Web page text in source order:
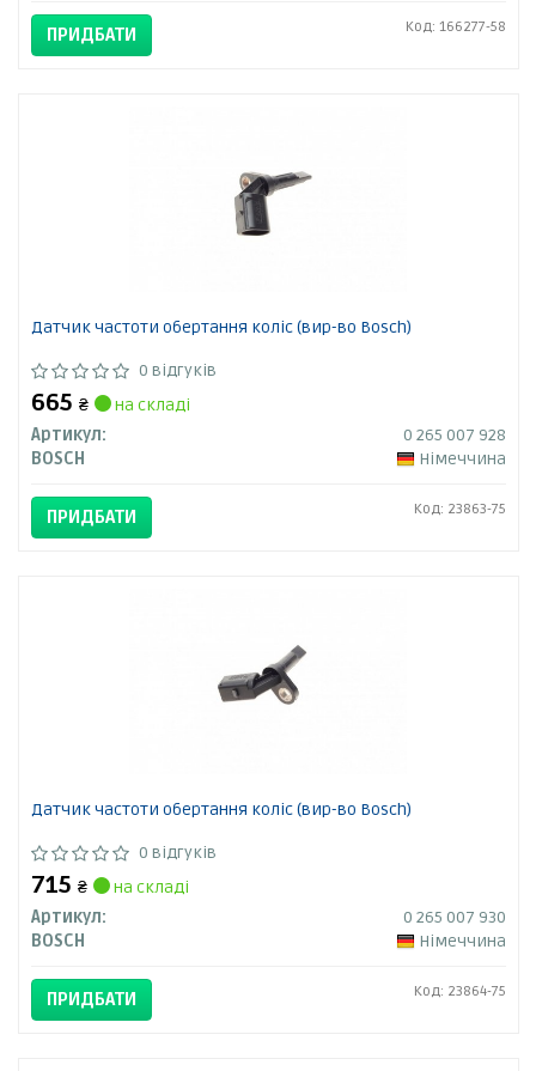
ПРИДБАТИ Код: 166277-58
Датчик частоти обертання коліс (вир-во Bosch)
0 відгуків
665 ₴
на складі
Артикул:
0 265 007 928
BOSCH
Німеччина
ПРИДБАТИ Код: 23863-75
Датчик частоти обертання коліс (вир-во Bosch)
0 відгуків
715 ₴
на складі
Артикул:
0 265 007 930
BOSCH
Німеччина
ПРИДБАТИ Код: 23864-75